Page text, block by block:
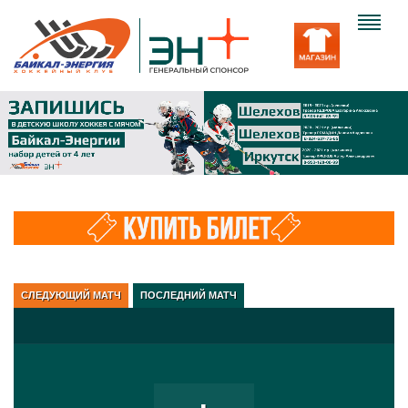
Клуб
Команда
Медиа
Вход
СЛЕДУЮЩИЙ МАТЧ ПОСЛЕДНИЙ МАТЧ